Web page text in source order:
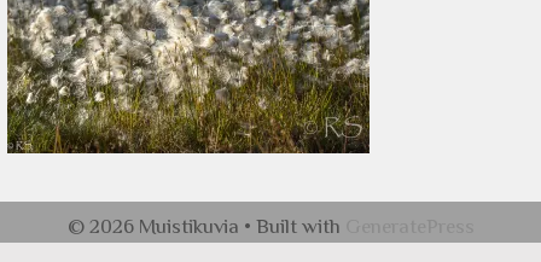
© 2026 Muistikuvia • Built with